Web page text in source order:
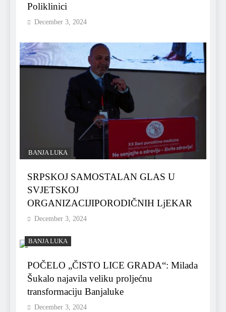
Poliklinici
December 3, 2024
BANJA LUKA
SRPSKOJ SAMOSTALAN GLAS U
SVJETSKOJ
ORGANIZACIJIPORODIČNIH LjEKAR
December 3, 2024
BANJA LUKA
POČELO „ČISTO LICE GRADA“: Milada
Šukalo najavila veliku proljećnu
transformaciju Banjaluke
December 3, 2024